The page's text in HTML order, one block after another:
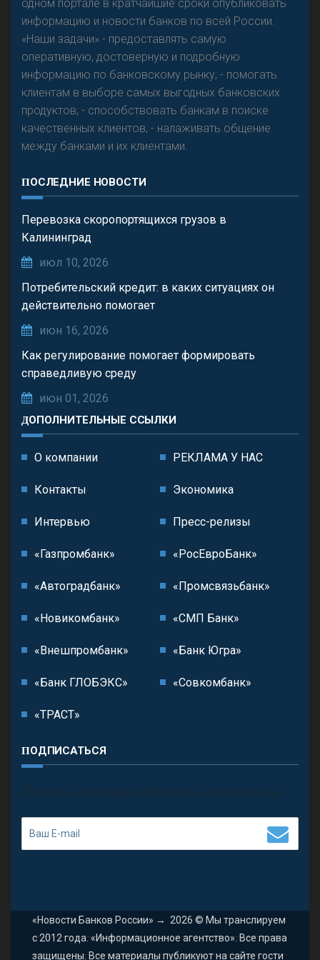
одном портале в кратчайшие сроки опубликовать
информацию и новости банков по всей России.
«Наши задачи» - предоставлять самую
оперативную, достоверную и подробную
информацию по банковскому рынку; - помогать
клиентам в выборе самых выгодных банковских
продуктов; - способствовать банкам в поиске
качественных клиентов; - налаживать общение
между банками и их клиентами.
ПОСЛЕДНИЕ НОВОСТИ
Перевозка скоропортящихся грузов в
Калининград
июл 10, 2026
Потребительский кредит: в каких ситуациях он
действительно помогает
июн 16, 2026
Как регулирование помогает формировать
справедливую среду
июн 01, 2026
ДОПОЛНИТЕЛЬНЫЕ ССЫЛКИ
О компании РЕКЛАМА У НАС
Контакты Экономика
Интервью Пресс-релизы
«Газпромбанк» «РосЕвроБанк»
«Автоградбанк» «Промсвязьбанк»
«Новикомбанк» «СМП Банк»
«Внешпромбанк» «Банк Югра»
«Банк ГЛОБЭКС» «Совкомбанк»
«ТРАСТ»
ПОДПИСАТЬСЯ
П олучить последние обновления и предложения.
«Новости Банков России» → 2026 © Мы транслируем
с 2012 года. «Информационное агентство». Все права
защищены. Все материалы публикуют на сайте гости